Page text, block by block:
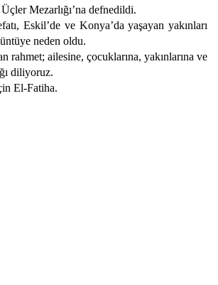
Üçler Mezarlığı’na defnedildi.
Eskil’de ve Konya’da yaşayan yakınları
neden oldu.
rahmet; ailesine, çocuklarına, yakınlarına ve
diliyoruz.
El-Fatiha.